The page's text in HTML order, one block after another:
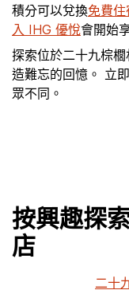
積分可以兌換免費
入 IHG 優悅會開始
探索位於二十九棕
造難忘的回憶。 立
眾不同。
按興趣探
店
二十